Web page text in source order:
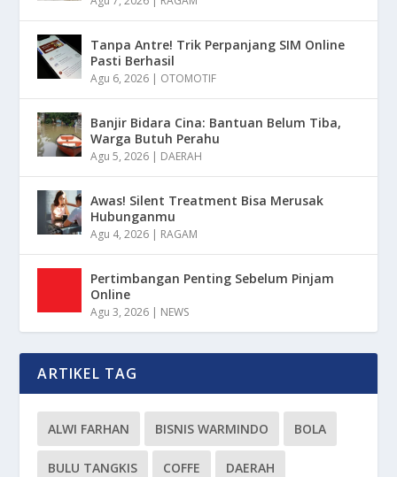
Tanpa Antre! Trik Perpanjang SIM Online
Pasti Berhasil
Agu 6, 2026 | OTOMOTIF
Banjir Bidara Cina: Bantuan Belum Tiba,
Warga Butuh Perahu
Agu 5, 2026 | DAERAH
Awas! Silent Treatment Bisa Merusak
Hubunganmu
Agu 4, 2026 | RAGAM
Pertimbangan Penting Sebelum Pinjam
Online
Agu 3, 2026 | NEWS
ARTIKEL TAG
ALWI FARHAN BISNIS WARMINDO BOLA
BULU TANGKIS COFFE DAERAH